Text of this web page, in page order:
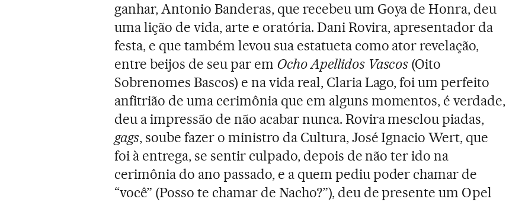
ganhar, Antonio Banderas, que recebeu um Goya de Honra, deu
uma lição de vida, arte e oratória. Dani Rovira, apresentador da
festa, e que também levou sua estatueta como ator revelação,
entre beijos de seu par em Ocho Apellidos Vascos (Oito
Sobrenomes Bascos) e na vida real, Claria Lago, foi um perfeito
anfitrião de uma cerimônia que em alguns momentos, é verdade,
deu a impressão de não acabar nunca. Rovira mesclou piadas,
gags, soube fazer o ministro da Cultura, José Ignacio Wert, que
foi à entrega, se sentir culpado, depois de não ter ido na
cerimônia do ano passado, e a quem pediu poder chamar de
“você” (Posso te chamar de Nacho?”), deu de presente um Opel